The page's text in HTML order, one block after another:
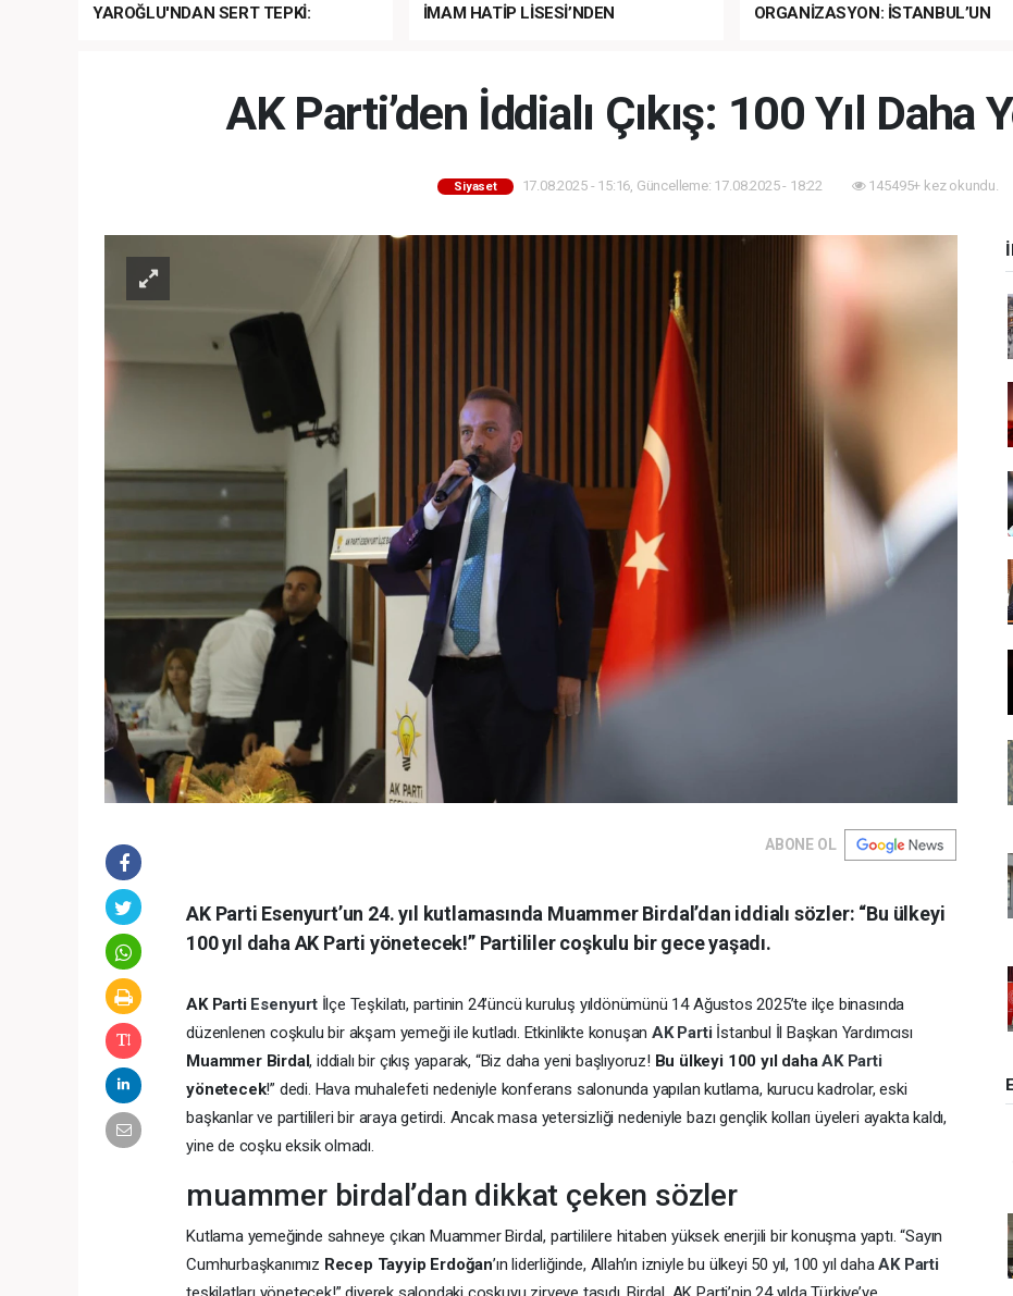
YAROĞLU'NDAN SERT TEPKİ:
İMAM HATİP LİSESİ’NDEN
ORGANİZASYON: İSTANBUL’UN
AK Parti’den İddialı Çıkış: 100 Yıl Daha
Siyaset 17.08.2025 - 15:16, Güncelleme: 17.08.2025 - 18:22 145495+ kez okundu.
ABONE OL
AK Parti Esenyurt’un 24. yıl kutlamasında Muammer Birdal’dan iddialı sözler: “Bu ülkeyi
100 yıl daha AK Parti yönetecek!” Partililer coşkulu bir gece yaşadı.
AK Parti Esenyurt İlçe Teşkilatı, partinin 24’üncü kuruluş yıldönümünü 14 Ağustos 2025’te ilçe binasında
düzenlenen coşkulu bir akşam yemeği ile kutladı. Etkinlikte konuşanAK Parti İstanbul İl Başkan Yardımcısı
Muammer Birdal, iddialı bir çıkış yaparak, “Biz daha yeni başlıyoruz! Bu ülkeyi 100 yıl dahaAK Parti
yönetecek!” dedi. Hava muhalefeti nedeniyle konferans salonunda yapılan kutlama, kurucu kadrolar, eski
başkanlar ve partilileri bir araya getirdi. Ancak masa yetersizliği nedeniyle bazı gençlik kolları üyeleri ayakta kaldı,
yine de coşku eksik olmadı.
muammer birdal’dan dikkat çeken sözler
Kutlama yemeğinde sahneye çıkan Muammer Birdal, partililere hitaben yüksek enerjili bir konuşma yaptı. “Sayın
Cumhurbaşkanımız Recep Tayyip Erdoğan’ın liderliğinde, Allah’ın izniyle bu ülkeyi 50 yıl, 100 yıl dahaAK Parti